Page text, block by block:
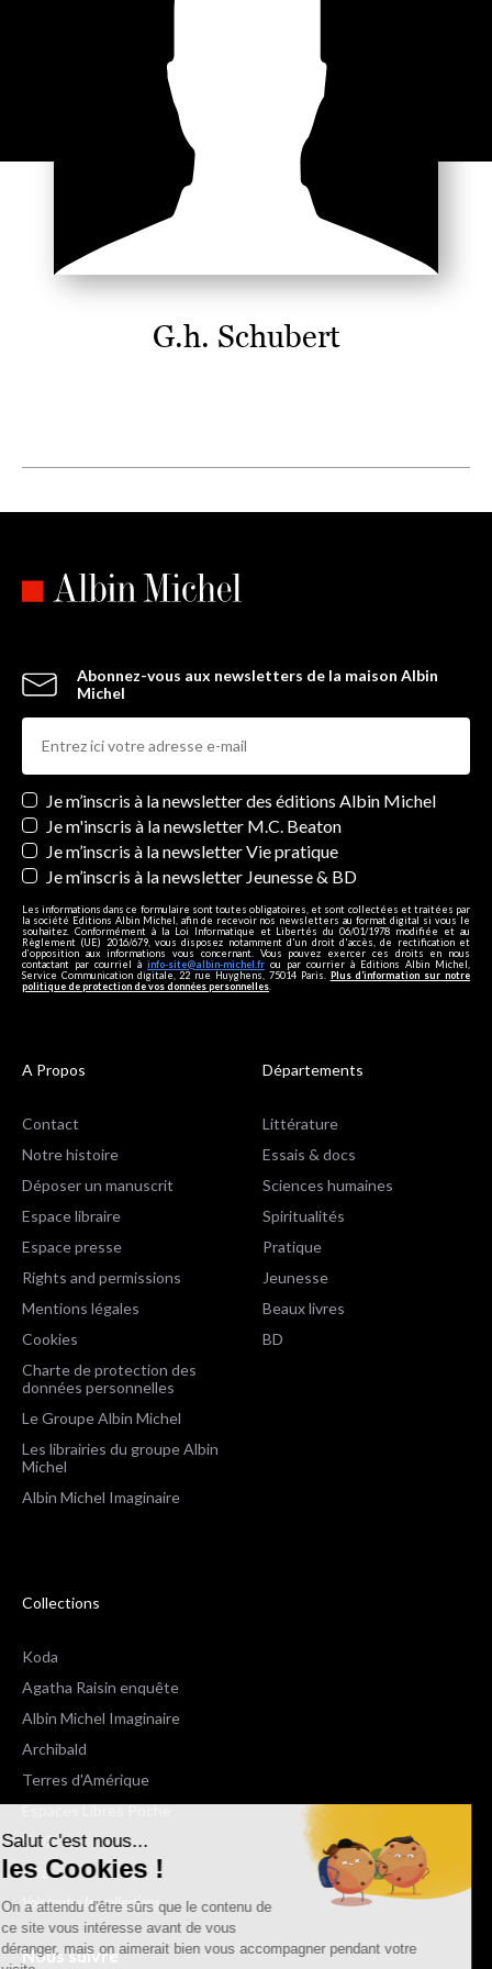
Salut c'est nous...
les Cookies !
On a attendu d'être sûrs que le contenu de
ce site vous intéresse avant de vous
déranger, mais on aimerait bien vous accompagner pendant votre
G.h. Schubert
Abonnez-vous aux newsletters de la maison Albin
Michel
Newsletters
Je m’inscris à la newsletter des éditions Albin Michel
Je m'inscris à la newsletter M.C. Beaton
Je m’inscris à la newsletter Vie pratique
Je m’inscris à la newsletter Jeunesse & BD
Les informations dans ce formulaire sont toutes obligatoires, et sont collectées et traitées par
la société Editions Albin Michel, afin de recevoir nos newsletters au format digital si vous le
souhaitez. Conformément à la Loi Informatique et Libertés du 06/01/1978 modifiée et au
Règlement (UE) 2016/679, vous disposez notamment d'un droit d'accès, de rectification et
d’opposition aux informations vous concernant. Vous pouvez exercer ces droits en nous
contactant par courriel à info-site@albin-michel.fr ou par courrier à Editions Albin Michel,
Service Communication digitale, 22 rue Huyghens, 75014 Paris. Plus d’information sur notre
politique de protection de vos données personnelles
A Propos
Contact
Notre histoire
Déposer un manuscrit
Espace libraire
Espace presse
Rights and permissions
Mentions légales
Cookies
Charte de protection des
données personnelles
Le Groupe Albin Michel
Les librairies du groupe Albin
Michel
Albin Michel Imaginaire
Départements
Littérature
Essais & docs
Sciences humaines
Spiritualités
Pratique
Jeunesse
Beaux livres
BD
Collections
Koda
Agatha Raisin enquête
Albin Michel Imaginaire
Archibald
Terres d'Amérique
Espaces Libres Poche
NOX
Wiz
Voir toutes les collections
Nous suivre